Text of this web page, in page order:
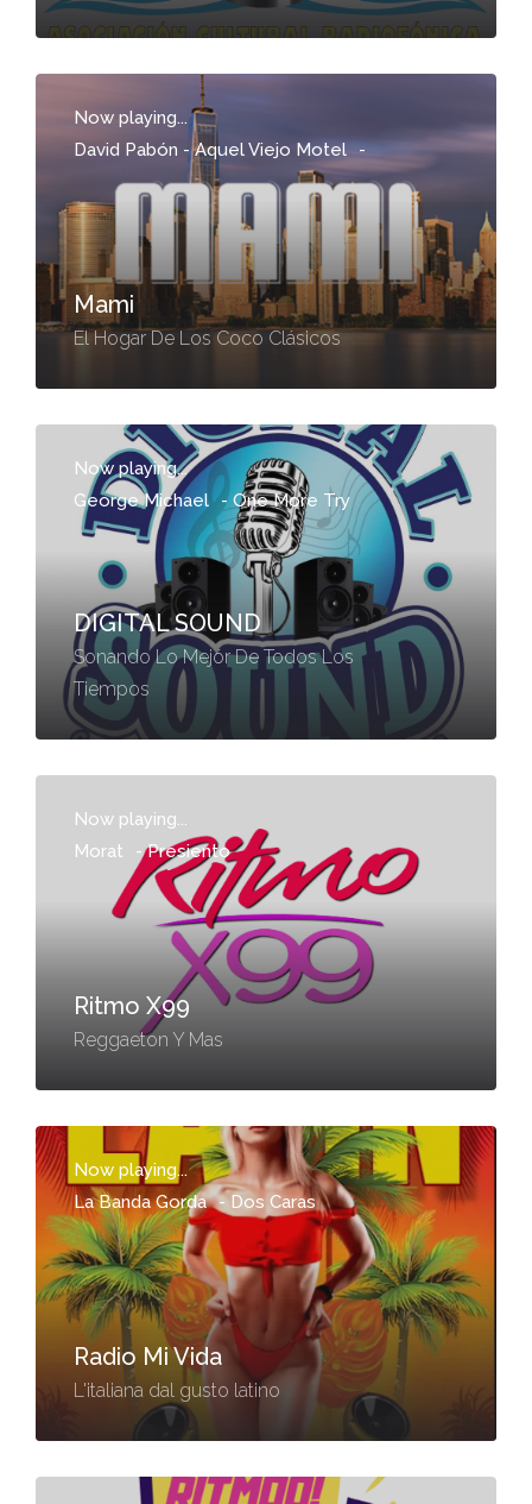
Now playing...
David Pabón - Aquel Viejo Motel -
Mami
El Hogar De Los Coco Clásicos
Now playing...
George Michael -One More Try
DIGITAL SOUND
Sonando Lo Mejór De Todos Los
Tiempos
Now playing...
Morat
-Presiento
Ritmo X99
Reggaeton Y Mas
Now playing...
La Banda Gorda -Dos Caras
Radio Mi Vida
L'italiana dal gusto latino